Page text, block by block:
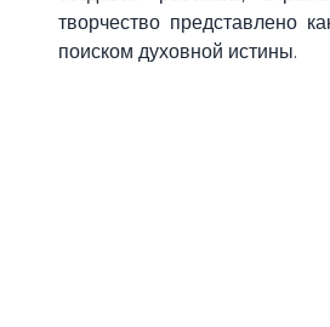
творчество представлено
поиском духовной истины.